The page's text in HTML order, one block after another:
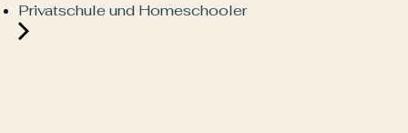
Privatschule und Homeschooler